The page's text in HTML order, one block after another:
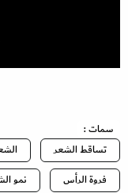
سمات :
تساقط الشعر
فروة الرأس
نمو